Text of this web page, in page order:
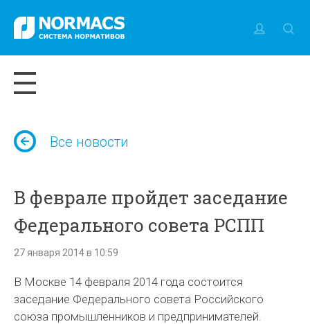
Все новости
В феврале пройдет заседание
Федерального совета РСПП
27 января 2014 в 10:59
В Москве 14 февраля 2014 года состоится
заседание Федерального совета Российского
союза промышленников и предпринимателей.